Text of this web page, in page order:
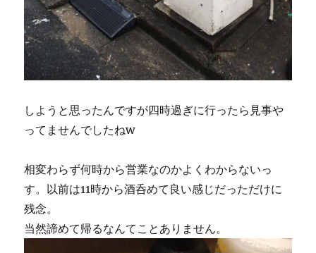
しようと思ったんですが四時過ぎに行ったら見事や
ってませんでしたねw
相変わらず何時から営業なのかよくわからないっ
す。以前は11時から酒呑めて良い感じだっただけに
残念。
当然諦めて帰るなんてことありません。